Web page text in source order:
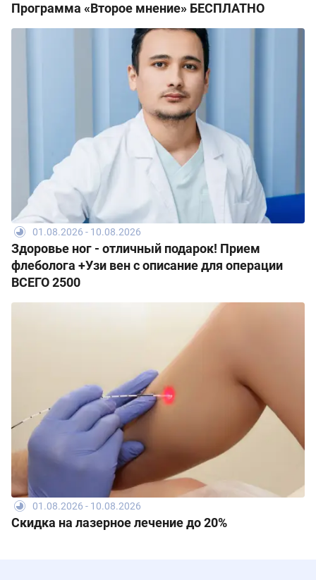
Программа «Второе мнение» БЕСПЛАТНО
01.08.2026 - 10.08.2026
Здоровье ног - отличный подарок! Прием
флеболога +Узи вен с описание для операции
ВСЕГО 2500
01.08.2026 - 10.08.2026
Скидка на лазерное лечение до 20%